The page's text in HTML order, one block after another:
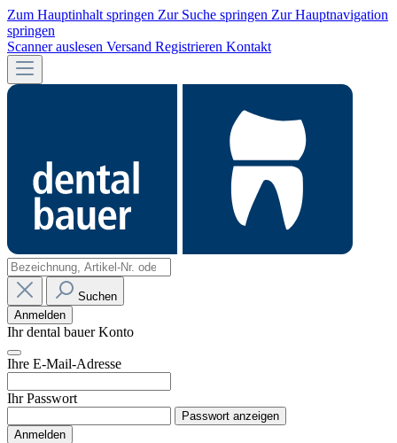
Zum Hauptinhalt springen Zur Suche springen Zur Hauptnavigation
springen
Scanner auslesen Versand Registrieren Kontakt
Suchen
Anmelden
Ihr dental bauer Konto
Ihre E-Mail-Adresse
Ihr Passwort
Passwort anzeigen
Anmelden